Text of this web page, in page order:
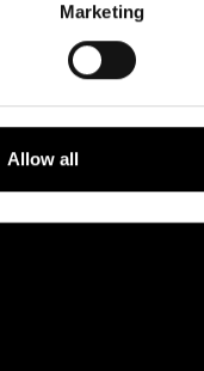
Marketing
Allow all
Svenska Teatern Live